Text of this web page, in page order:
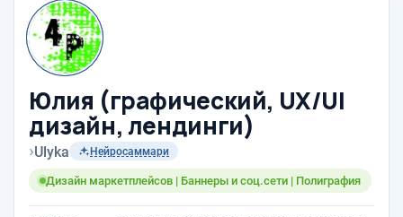
Юлия (графический, UX/UI
дизайн, лендинги)
›Ulyka Нейросаммари
Дизайн маркетплейсов | Баннеры и соц.сети | Полиграфия